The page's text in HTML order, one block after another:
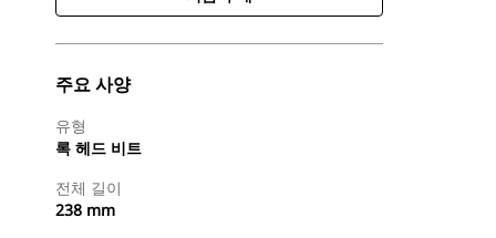
주요 사양
유형
록 헤드 비트
전체 길이
238 mm